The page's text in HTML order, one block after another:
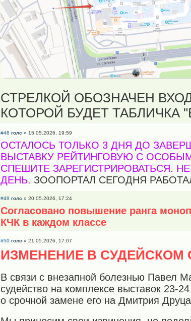
СТРЕЛКОЙ ОБОЗНАЧЕН
КОТОРОЙ БУДЕТ ТАБЛИЧКА
#48 голс » 15.05.2026, 19:59
ОСТАЛОСЬ ТОЛЬКО 3 ДНЯ ДО
ВЫСТАВКУ РЕЙТИНГОВУЮ С
СПЕШИТЕ ЗАРЕГИСТРИРОВАТЬСЯ.
ДЕНЬ. ЗООПОРТАЛ СЕГОДНЯ
#49 голс » 20.05.2026, 17:24
Согласовано повышение ранга
КЧК в каждом классе
#50 голс » 21.05.2026, 17:07
ИЗМЕНЕНИЕ В СУДЕЙСКОМ
В связи с внезапной болезнью Павел
судейство на комплексе выставок 23-
о срочной замене его на Дмитрия Друца